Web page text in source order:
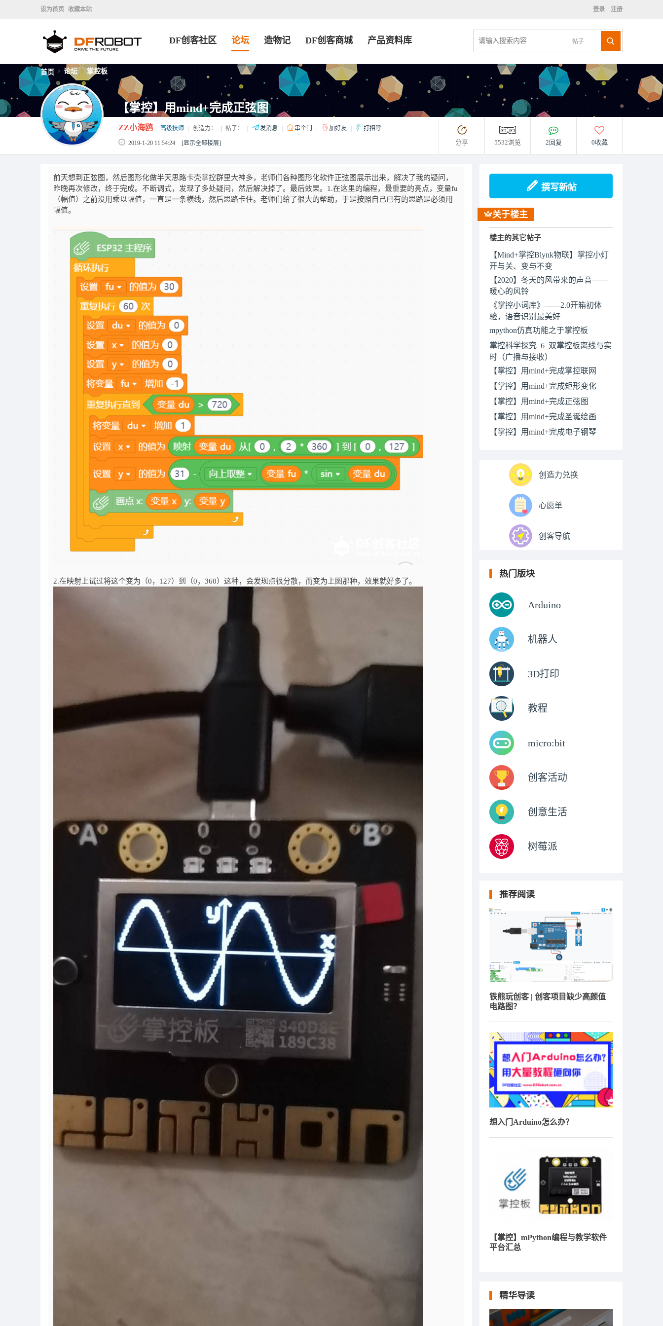
设为首页 收藏本站 登录 注册
帖子
DF创客社区 论坛 造物记 DF创客商城 产品资料库
首页 > 论坛 > 掌控板
【掌控】用mind+完成正弦图
ZZ小海鸥 高级技师 创造力： 帖子： 发消息 串个门 加好友 打招呼
2019-1-20 11:54:24 [显示全部楼层] 分享 5532浏览 2回复 0收藏
前天想到正弦图，然后图形化做半天思路卡壳掌控群里大神多，老师们各种图形化软件正弦图展示出来，解决了我的疑问，
昨晚再次修改，终于完成。不断调式，发现了多处疑问，然后解决掉了。最后效果。1.在这里的编程，最重要的亮点，变量fu
（幅值）之前没用乘以幅值，一直是一条横线，然后思路卡住。老师们给了很大的帮助，于是按照自己已有的思路是必须用
幅值。
2.在映射上试过将这个变为（0，127）到（0，360）这种，会发现点很分散，而变为上图那种，效果就好多了。
撰写新帖
关于楼主
楼主的其它帖子
【Mind+掌控Blynk物联】掌控小灯
开与关、变与不变
【2020】冬天的风带来的声音——
暖心的风铃
《掌控小词库》——2.0开箱初体
验，语音识别最美好
mpython仿真功能之于掌控板
掌控科学探究_6_双掌控板离线与实
时（广播与接收）
【掌控】用mind+完成掌控联网
【掌控】用mind+完成矩形变化
【掌控】用mind+完成正弦图
【掌控】用mind+完成圣诞绘画
【掌控】用mind+完成电子钢琴
创造力兑换
心愿单
创客导航
热门版块
Arduino
机器人
3D打印
教程
micro:bit
创客活动
创意生活
树莓派
推荐阅读
铁熊玩创客 | 创客项目缺少高颜值
电路图？
想入门Arduino怎么办？
【掌控】mPython编程与教学软件
平台汇总
精华导读